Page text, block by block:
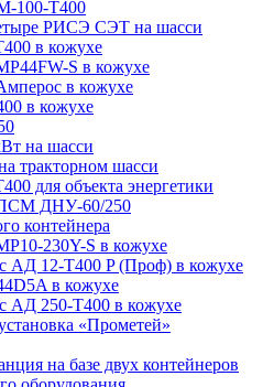
100-Т400
РИСЭ СЭТ на шасси
в кожухе
S в кожухе
в кожухе
в кожухе
на шасси
тракторном шасси
для объекта энергетики
ПСМ ДНУ-60/250
контейнера
230Y-S в кожухе
АД 12-Т400 P (Проф) в кожухе
в кожухе
АД 250-Т400 в кожухе
«Прометей»
на базе двух контейнеров